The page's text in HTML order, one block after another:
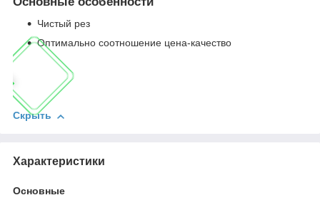
Чистый рез
Оптимально соотношение цена-качество
Скрыть
Характеристики
Основные